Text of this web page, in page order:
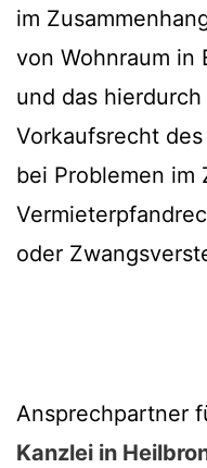
im
von Wohnraum in
und das
Vorkaufsrecht
bei Problemen im
oder
Ansprechpartner
Kanzlei in